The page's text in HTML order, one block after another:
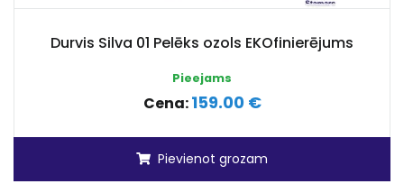
Durvis Silva 01 Pelēks ozols EKOfinierējums
Pieejams
Cena:159.00 €
Pievienot grozam